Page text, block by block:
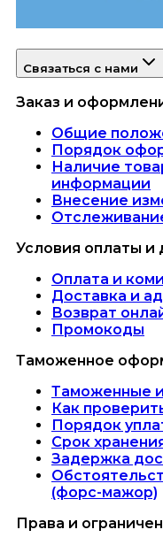
Связаться с нами
Заказ и
Общие
Порядок
Наличие
информации
Внесение
Условия оплаты и
Оплата и
Доставка и
Возврат
Промокоды
Таможенное
Таможенные
Как
Порядок
Срок
Задержка
(форс-мажор)
Права и